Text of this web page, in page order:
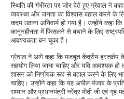
स्थिति की गंभीरता पर जोर देते हुए ग्रेवाल ने
व्यवस्था और जनता का विश्वास बहाल करने के
कदम उठाना अनिवार्य हो गया है। उन्होंने कहा
कानूनहीनता में फिसलने से बचाने के लिए
आवश्यकता बन चुका है।
ग्रेवाल ने आगे कहा कि मजबूत केंद्रीय हस्तक्षेप
सहयोग लिया जाना चाहिए और यदि आवश्यक हो
शासन को निर्णायक रूप से बहाल करने के लिए
चाहिए। उन्होंने कहा कि यह अपील पंजाब के
सम्मान और प्रधानमंत्री नरेंद्र मोदी जी एवं गृह